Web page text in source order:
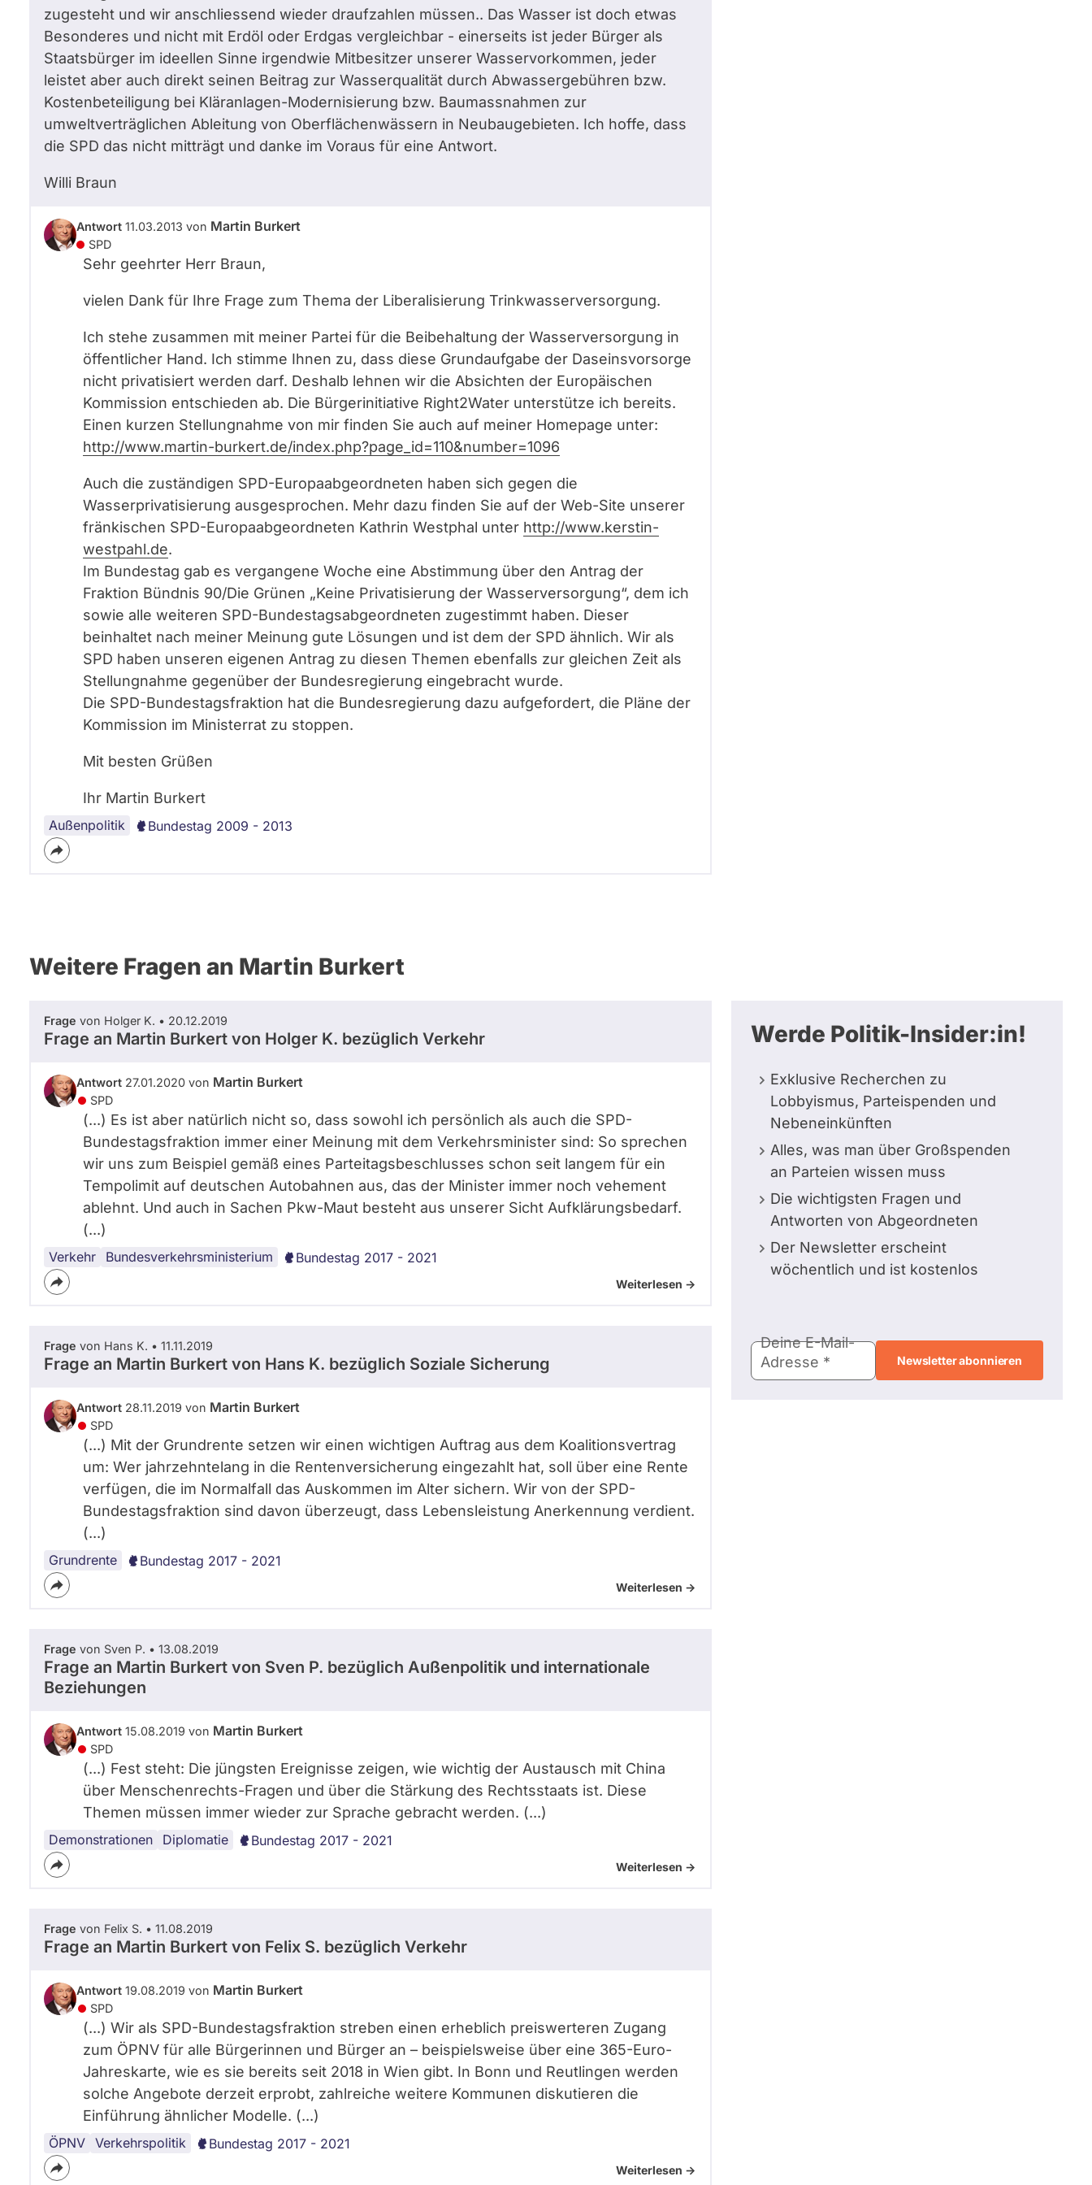
zugesteht und wir anschliessend wieder draufzahlen müssen.. Das Wasser ist doch etwas
Besonderes und nicht mit Erdöl oder Erdgas vergleichbar - einerseits ist jeder Bürger als
Staatsbürger im ideellen Sinne irgendwie Mitbesitzer unserer Wasservorkommen, jeder
leistet aber auch direkt seinen Beitrag zur Wasserqualität durch Abwassergebühren bzw.
Kostenbeteiligung bei Kläranlagen-Modernisierung bzw. Baumassnahmen zur
umweltverträglichen Ableitung von Oberflächenwässern in Neubaugebieten. Ich hoffe, dass
die SPD das nicht mitträgt und danke im Voraus für eine Antwort.
Willi Braun
Antwort 11.03.2013 von Martin Burkert
SPD
Sehr geehrter Herr Braun,
vielen Dank für Ihre Frage zum Thema der Liberalisierung Trinkwasserversorgung.
Ich stehe zusammen mit meiner Partei für die Beibehaltung der Wasserversorgung in
öffentlicher Hand. Ich stimme Ihnen zu, dass diese Grundaufgabe der Daseinsvorsorge
nicht privatisiert werden darf. Deshalb lehnen wir die Absichten der Europäischen
Kommission entschieden ab. Die Bürgerinitiative Right2Water unterstütze ich bereits.
Einen kurzen Stellungnahme von mir finden Sie auch auf meiner Homepage unter:
http://www.martin-burkert.de/index.php?page_id=110&number=1096
Auch die zuständigen SPD-Europaabgeordneten haben sich gegen die
Wasserprivatisierung ausgesprochen. Mehr dazu finden Sie auf der Web-Site unserer
fränkischen SPD-Europaabgeordneten Kathrin Westphal unter http://www.kerstin-
westpahl.de.
Im Bundestag gab es vergangene Woche eine Abstimmung über den Antrag der
Fraktion Bündnis 90/Die Grünen „Keine Privatisierung der Wasserversorgung“, dem ich
sowie alle weiteren SPD-Bundestagsabgeordneten zugestimmt haben. Dieser
beinhaltet nach meiner Meinung gute Lösungen und ist dem der SPD ähnlich. Wir als
SPD haben unseren eigenen Antrag zu diesen Themen ebenfalls zur gleichen Zeit als
Stellungnahme gegenüber der Bundesregierung eingebracht wurde.
Die SPD-Bundestagsfraktion hat die Bundesregierung dazu aufgefordert, die Pläne der
Kommission im Ministerrat zu stoppen.
Mit besten Grüßen
Ihr Martin Burkert
Außenpolitik Bundestag 2009 - 2013
Weitere Fragen an Martin Burkert
Frage von Holger K. • 20.12.2019
Frage an Martin Burkert von Holger K. bezüglich Verkehr
Antwort 27.01.2020 von Martin Burkert
SPD
(...) Es ist aber natürlich nicht so, dass sowohl ich persönlich als auch die SPD-
Bundestagsfraktion immer einer Meinung mit dem Verkehrsminister sind: So sprechen
wir uns zum Beispiel gemäß eines Parteitagsbeschlusses schon seit langem für ein
Tempolimit auf deutschen Autobahnen aus, das der Minister immer noch vehement
ablehnt. Und auch in Sachen Pkw-Maut besteht aus unserer Sicht Aufklärungsbedarf.
(...)
Verkehr Bundesverkehrsministerium
Bundestag
Koalition
Bundesregierung Bundestag 2017 - 2021
Weiterlesen ->
Frage von Hans K. • 11.11.2019
Frage an Martin Burkert von Hans K. bezüglich Soziale Sicherung
Antwort 28.11.2019 von Martin Burkert
SPD
(...) Mit der Grundrente setzen wir einen wichtigen Auftrag aus dem Koalitionsvertrag
um: Wer jahrzehntelang in die Rentenversicherung eingezahlt hat, soll über eine Rente
verfügen, die im Normalfall das Auskommen im Alter sichern. Wir von der SPD-
Bundestagsfraktion sind davon überzeugt, dass Lebensleistung Anerkennung verdient.
(...)
Grundrente Bundestag 2017 - 2021
Weiterlesen ->
Frage von Sven P. • 13.08.2019
Frage an Martin Burkert von Sven P. bezüglich Außenpolitik und internationale
Beziehungen
Antwort 15.08.2019 von Martin Burkert
SPD
(...) Fest steht: Die jüngsten Ereignisse zeigen, wie wichtig der Austausch mit China
über Menschenrechts-Fragen und über die Stärkung des Rechtsstaats ist. Diese
Themen müssen immer wieder zur Sprache gebracht werden. (...)
Demonstrationen Diplomatie
Internationales Bundestag 2017 - 2021
Weiterlesen ->
Frage von Felix S. • 11.08.2019
Frage an Martin Burkert von Felix S. bezüglich Verkehr
Antwort 19.08.2019 von Martin Burkert
SPD
(...) Wir als SPD-Bundestagsfraktion streben einen erheblich preiswerteren Zugang
zum ÖPNV für alle Bürgerinnen und Bürger an – beispielsweise über eine 365-Euro-
Jahreskarte, wie es sie bereits seit 2018 in Wien gibt. In Bonn und Reutlingen werden
solche Angebote derzeit erprobt, zahlreiche weitere Kommunen diskutieren die
Einführung ähnlicher Modelle. (...)
ÖPNV Verkehrspolitik Bundestag 2017 - 2021
Weiterlesen ->
Werde Politik-Insider:in!
Exklusive Recherchen zu
Lobbyismus, Parteispenden und
Nebeneinkünften
Alles, was man über Großspenden
an Parteien wissen muss
Die wichtigsten Fragen und
Antworten von Abgeordneten
Der Newsletter erscheint
wöchentlich und ist kostenlos
Mail-
Adresse
Deine E-Mail-
Adresse